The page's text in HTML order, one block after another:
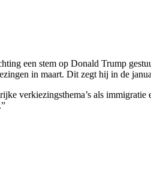
een stem op Donald Trump
in maart. Dit zegt hij in de
verkiezingsthema’s als